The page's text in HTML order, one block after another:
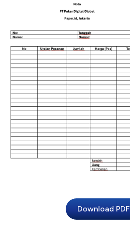
Download PDF